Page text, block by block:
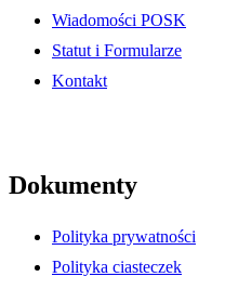
Wiadomości POSK
Statut i Formularze
Kontakt
Dokumenty
Polityka prywatności
Polityka ciasteczek